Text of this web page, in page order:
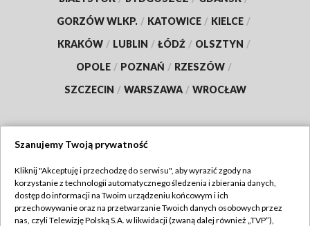
GORZÓW WLKP. / KATOWICE / KIELCE /
KRAKÓW / LUBLIN / ŁÓDŹ / OLSZTYN /
OPOLE / POZNAŃ / RZESZÓW /
SZCZECIN / WARSZAWA / WROCŁAW
TVP
Abonament TVP
Regulamin TVP
Szanujemy Twoją prywatność
Kliknij "Akceptuję i przechodzę do serwisu", aby wyrazić zgody na
korzystanie z technologii automatycznego śledzenia i zbierania danych,
dostęp do informacji na Twoim urządzeniu końcowym i ich
przechowywanie oraz na przetwarzanie Twoich danych osobowych przez
nas, czyli Telewizję Polską S.A. w likwidacji (zwaną dalej również „TVP”),